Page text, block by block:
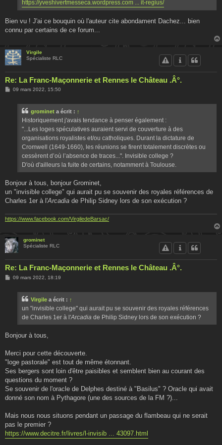
https://yveshivertmesseca.wordpress.com ... it-regius/
Bien vu ! J'ai ce bouquin où l'auteur cite abondament Dachez... bien
connu par certains de ce forum...
Virgile
Spécialiste RLC
Re: La Franc-Maçonnerie et Rennes le Château .Â°.
M09 mars 2022, 15:50
grominet a écrit : ↑
Historiquement j'avais tendance à penser également :
"...Les loges spéculatives auraient servi de couverture à des
organisations royalistes et/ou catholiques. Durant la dictature de
Cromwell (1649-1660), les réunions se firent totalement discrètes ou
cessèrent d’où l’absence de traces...". Invisible college ?
D'où d'ailleurs la fuite de certains, notamment à Toulouse.
Bonjour à tous, bonjour Grominet,
un "invisible college" qui aurait pu se souvenir des royales références de
Charles 1er à l'Arcadia de Philip Sidney lors de son exécution ?
https://www.facebook.com/VirgiledeBarsac/
grominet
Spécialiste RLC
Re: La Franc-Maçonnerie et Rennes le Château .Â°.
M09 mars 2022, 18:19
Virgile a écrit : ↑
un "invisible college" qui aurait pu se souvenir des royales références
de Charles 1er à l'Arcadia de Philip Sidney lors de son exécution ?
Bonjour à tous,
Merci pour cette découverte.
"loge pastorale" est tout de même étonnant.
Ses bergers sont loin d'être paisibles et semblent bien au courant des
questions du moment ?
Se souvenir de l'oracle de Delphes destiné à "Basilus" ? Oracle qui avait
donné son nom à Pythagore (une des sources de la FM ?)...
Mais nous nous situons pendant un passage du flambeau qui ne serait
pas le premier ?
https://www.decitre.fr/livres/l-invisib ... 43097.html